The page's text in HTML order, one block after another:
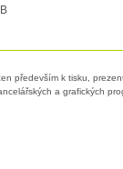
především k tisku,
a grafických